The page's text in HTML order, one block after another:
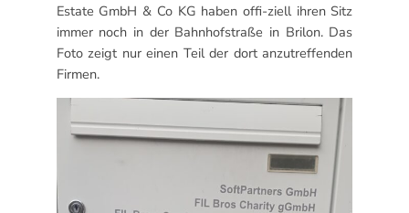
Estate GmbH & Co KG haben offi-ziell ihren Sitz
immer noch in der Bahnhofstraße in Brilon. Das
Foto zeigt nur einen Teil der dort anzutreffenden
Firmen.